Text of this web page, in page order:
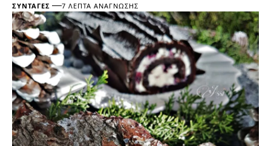
ΣΥΝΤΑΓΈΣ 7 ΛΕΠΤΆ ΑΝΆΓΝΩΣΗΣ